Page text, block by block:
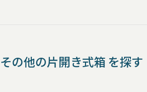
その他の片開き式箱 を探す